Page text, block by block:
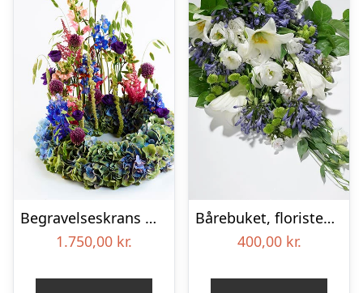
Begravelseskrans med hortensia og farverige detaljer – Blomster til begravelse
1.750,00 kr.
Bårebuket, floristens valg – Blomster til begravelse
400,00 kr.